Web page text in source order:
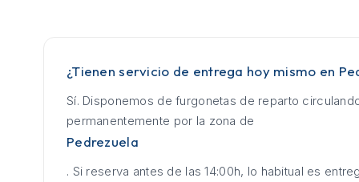
¿Tienen servicio de entrega hoy mismo en
Sí. Disponemos de furgonetas de reparto
permanentemente por la zona de
Pedrezuela
. Si reserva antes de las 14:00h, lo habitual es